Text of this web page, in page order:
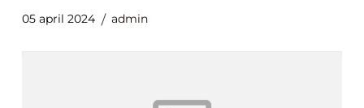
05 april 2024 admin